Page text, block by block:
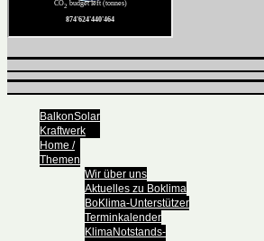
BalkonSolar
Kraftwerk
Home /
Themen
Wir über uns
Aktuelles zu Boklima
BoKlima-Unterstützer
Terminkalender
KlimaNotstands-